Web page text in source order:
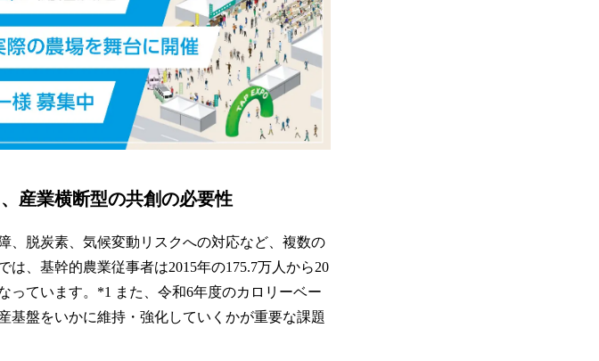
産業横断型の共創の必要性
、脱炭素、気候変動リスクへの対応など、複数の
、基幹的農業従事者は2015年の175.7万人から20
っています。*1 また、令和6年度のカロリーベー
基盤をいかに維持・強化していくかが重要な課題